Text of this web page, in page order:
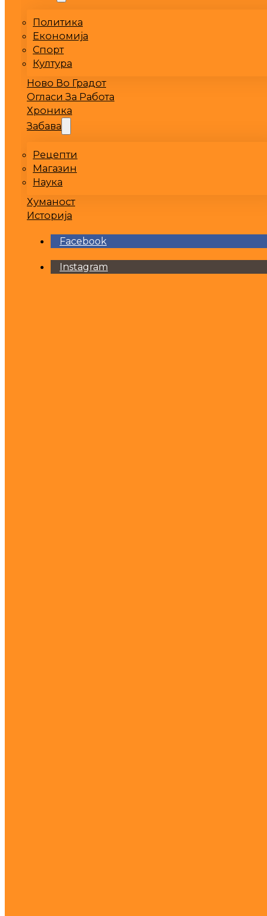
Политика
Економија
Спорт
Култура
Ново Во Градот
Огласи За Работа
Хроника
Забава
Рецепти
Магазин
Наука
Хуманост
Историја
Facebook
Instagram